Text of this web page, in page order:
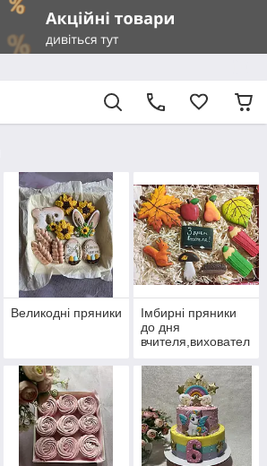
Великодні пряники
Імбирні пряники
до дня
вчителя,виховател